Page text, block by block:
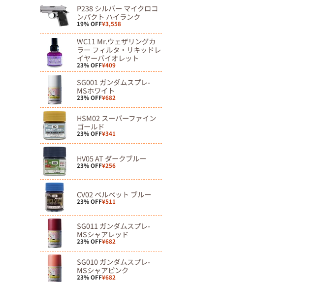
P238 シルバー マイクロコ
ンパクト ハイランク
19% OFF¥3,558
WC11 Mr.ウェザリングカ
ラー フィルタ・リキッドレ
イヤーバイオレット
23% OFF¥409
SG001 ガンダムスプレ-
MSホワイト
23% OFF¥682
HSM02 スーパーファイン
ゴールド
23% OFF¥341
HV05 AT ダークブルー
23% OFF¥256
CV02 ベルベット ブルー
23% OFF¥511
SG011 ガンダムスプレ-
MSシャアレッド
23% OFF¥682
SG010 ガンダムスプレ-
MSシャアピンク
23% OFF¥682